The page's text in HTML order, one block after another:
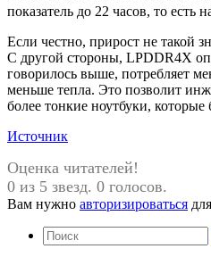
показатель до 22 часов, то есть
Если честно, прирост не такой
С другой стороны, LPDDR4X
говорилось выше, потребляет
меньше тепла. Это позволит
более тонкие ноутбуки, которые
Источник
Оценка читателей!
0 из 5 звезд. 0 голосов.
Вам нужно авторизироваться